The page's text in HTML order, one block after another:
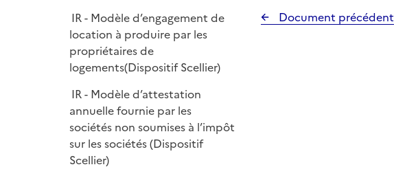
IR - Modèle d’engagement de
location à produire par les
propriétaires de
logements(Dispositif Scellier)
IR - Modèle d’attestation
annuelle fournie par les
sociétés non soumises à l’impôt
sur les sociétés (Dispositif
Scellier)
Document précédent